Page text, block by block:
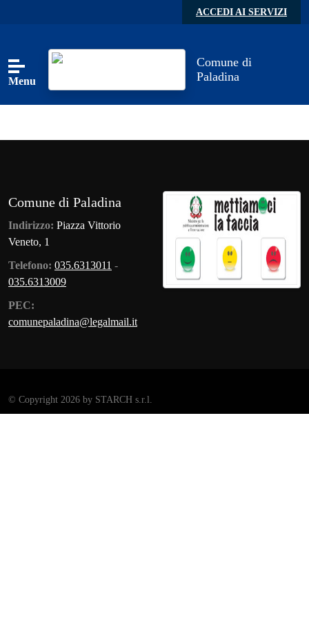
ACCEDI AI SERVIZI
Menu
Comune di
Paladina
Comune di Paladina
Indirizzo: Piazza Vittorio
Veneto, 1
Telefono: 035.6313011 -
035.6313009
PEC:
comunepaladina@legalmail.it
© Copyright 2026 by STARCH s.r.l.